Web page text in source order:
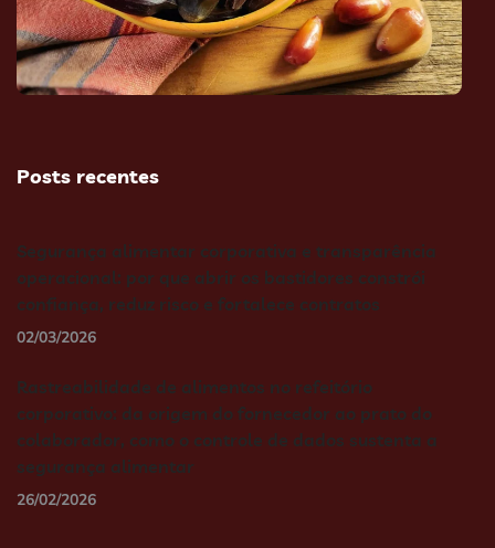
Posts recentes
Segurança alimentar corporativa e transparência
operacional: por que abrir os bastidores constrói
confiança, reduz risco e fortalece contratos
02/03/2026
Rastreabilidade de alimentos no refeitório
corporativo: da origem do fornecedor ao prato do
colaborador, como o controle de dados sustenta a
segurança alimentar
26/02/2026